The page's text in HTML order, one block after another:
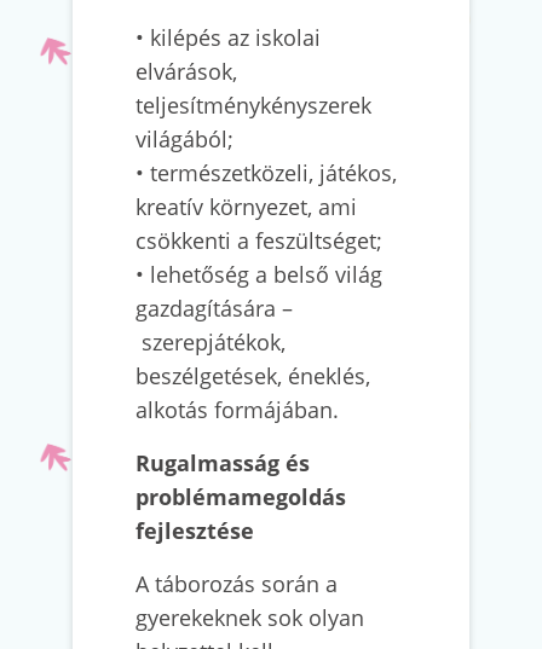
• kilépés az iskolai
elvárások,
teljesítménykényszerek
világából;
• természetközeli, játékos,
kreatív környezet, ami
csökkenti a feszültséget;
• lehetőség a belső világ
gazdagítására –
szerepjátékok,
beszélgetések, éneklés,
alkotás formájában.
Rugalmasság és
problémamegoldás
fejlesztése
A táborozás során a
gyerekeknek sok olyan